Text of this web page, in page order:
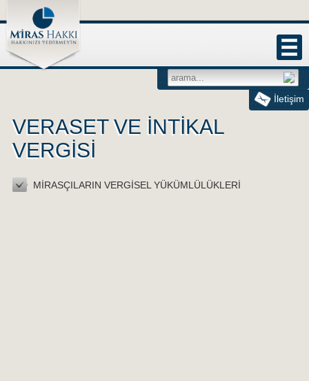
İletişim
VERASET VE İNTİKAL
VERGİSİ
MİRASÇILARIN VERGİSEL YÜKÜMLÜLÜKLERİ